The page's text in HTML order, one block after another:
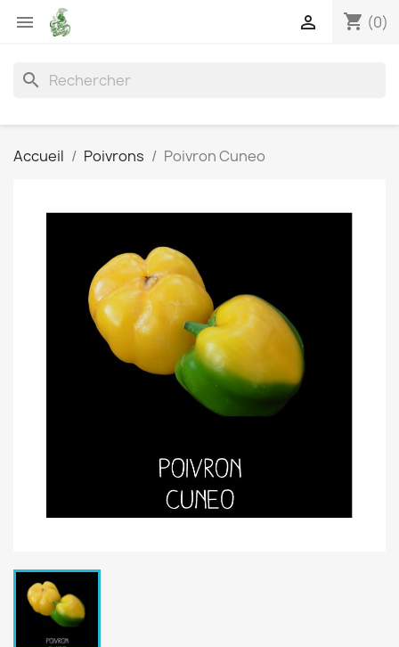
 shopping_cart (0)

search
Accueil Poivrons Poivron Cuneo